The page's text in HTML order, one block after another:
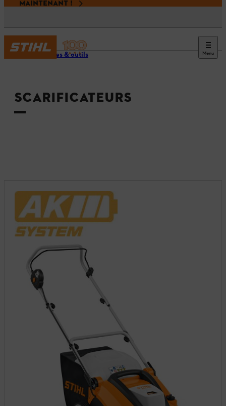
MAINTENANT !
Menu
Machines & outils
SCARIFICATEURS